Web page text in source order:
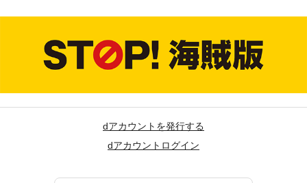
dアカウントを発行する
dアカウントログイン